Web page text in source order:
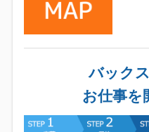
バック
お仕事を